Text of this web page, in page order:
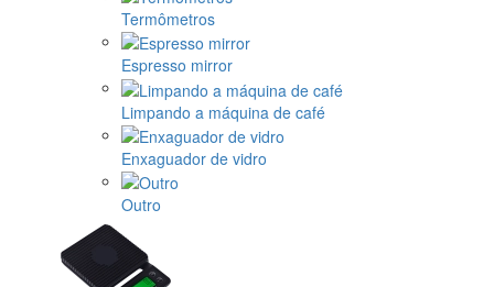
Termômetros
Espresso mirror
Limpando a máquina de café
Enxaguador de vidro
Outro